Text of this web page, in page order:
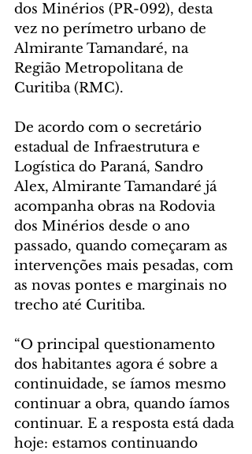
dos Minérios (PR-092), desta
vez no perímetro urbano de
Almirante Tamandaré, na
Região Metropolitana de
Curitiba (RMC).
De acordo com o secretário
estadual de Infraestrutura e
Logística do Paraná, Sandro
Alex, Almirante Tamandaré já
acompanha obras na Rodovia
dos Minérios desde o ano
passado, quando começaram as
intervenções mais pesadas, com
as novas pontes e marginais no
trecho até Curitiba.
“O principal questionamento
dos habitantes agora é sobre a
continuidade, se íamos mesmo
continuar a obra, quando íamos
continuar. E a resposta está dada
hoje: estamos continuando